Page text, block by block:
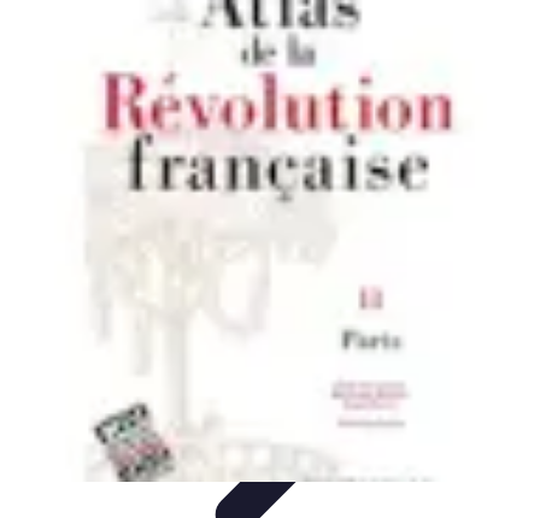
Atlas Géographique
Perception et UtilisationGuide d'achat
Atlas Thématiques
Atlas Géographique